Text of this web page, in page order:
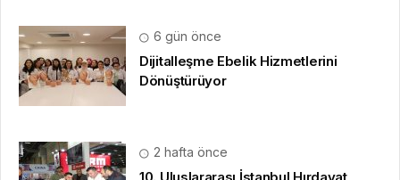
6 gün önce
Dijitalleşme Ebelik Hizmetlerini
Dönüştürüyor
2 hafta önce